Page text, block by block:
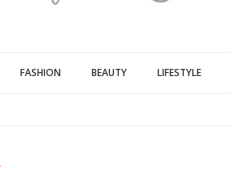
FASHION BEAUTY LIFESTYLE